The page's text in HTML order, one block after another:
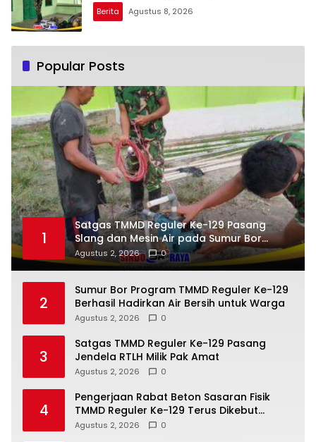
Berita Agustus 8, 2026
Popular Posts
1
Satgas TMMD Reguler Ke-129 Pasang
Slang dan Mesin Air pada Sumur Bor
Program TMMD
Agustus 2, 2026 0
2
Sumur Bor Program TMMD Reguler Ke-129
Berhasil Hadirkan Air Bersih untuk Warga
Agustus 2, 2026 0
3
Satgas TMMD Reguler Ke-129 Pasang
Jendela RTLH Milik Pak Amat
Agustus 2, 2026 0
4
Pengerjaan Rabat Beton Sasaran Fisik
TMMD Reguler Ke-129 Terus Dikebut
Satgas dan Warga Desa Tempapan Hulu
Agustus 2, 2026 0